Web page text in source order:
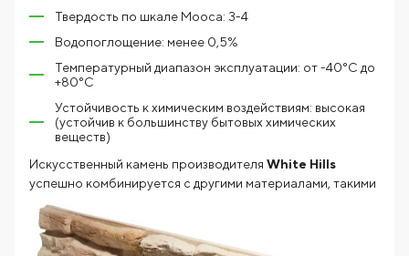
Твердость по шкале Мооса: 3-4
Водопоглощение: менее 0,5%
Температурный диапазон эксплуатации: от -40°C до
+80°C
Устойчивость к химическим воздействиям: высокая
(устойчив к большинству бытовых химических
веществ)
Искусственный камень производителя White Hills
успешно комбинируется с другими материалами, такими